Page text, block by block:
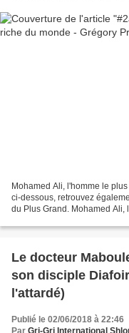
Mohamed Ali, l'homme le
ci-dessous, retrouvez
du Plus Grand. Mohamed Ali,
Le docteur
son disciple
l'attardé)
Publié le 02/06/2018 à 22:46
Par Gri-Gri International